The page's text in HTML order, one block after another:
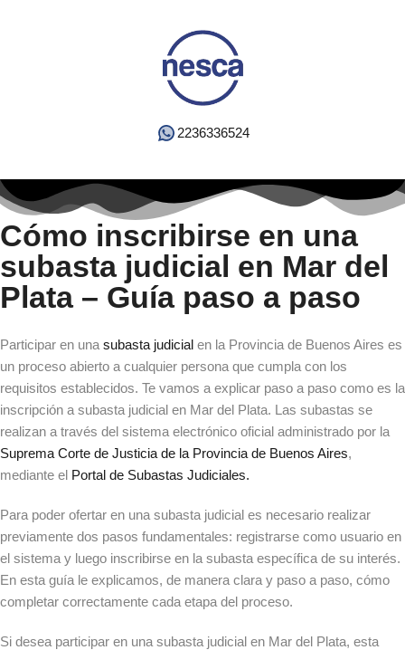
2236336524
Cómo inscribirse en una
subasta judicial en Mar del
Plata – Guía paso a paso
Participar en una subasta judicial en la Provincia de Buenos Aires es
un proceso abierto a cualquier persona que cumpla con los
requisitos establecidos. Te vamos a explicar paso a paso como es la
inscripción a subasta judicial en Mar del Plata. Las subastas se
realizan a través del sistema electrónico oficial administrado por la
Suprema Corte de Justicia de la Provincia de Buenos Aires,
mediante el Portal de Subastas Judiciales.
Para poder ofertar en una subasta judicial es necesario realizar
previamente dos pasos fundamentales: registrarse como usuario en
el sistema y luego inscribirse en la subasta específica de su interés.
En esta guía le explicamos, de manera clara y paso a paso, cómo
completar correctamente cada etapa del proceso.
Si desea participar en una subasta judicial en Mar del Plata, esta